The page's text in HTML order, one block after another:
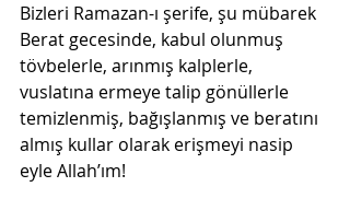
Bizleri Ramazan-ı şerife, şu mübarek
Berat gecesinde, kabul olunmuş
tövbelerle, arınmış kalplerle,
vuslatına ermeye talip gönüllerle
temizlenmiş, bağışlanmış ve beratını
almış kullar olarak erişmeyi nasip
eyle Allah’ım!